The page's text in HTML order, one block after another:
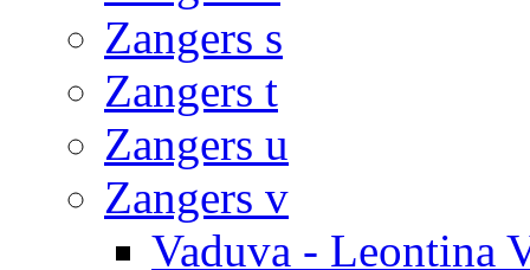
Zangers s
Zangers t
Zangers u
Zangers v
Vaduva - Leontina